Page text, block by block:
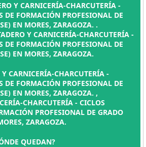
Y CARNICERÍA-CHARCUTERÍA -
DE FORMACIÓN PROFESIONAL DE
EN MORES, ZARAGOZA. .
Y CARNICERÍA-CHARCUTERÍA -
DE FORMACIÓN PROFESIONAL DE
EN MORES, ZARAGOZA.
CARNICERÍA-CHARCUTERÍA -
DE FORMACIÓN PROFESIONAL DE
EN MORES, ZARAGOZA. ,
CHARCUTERÍA - CICLOS
PROFESIONAL DE GRADO
ZARAGOZA.
QUEDAN?